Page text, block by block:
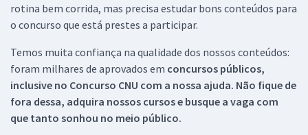
rotina bem corrida, mas precisa estudar bons conteúdos para
o concurso que está prestes a participar.
Temos muita confiança na qualidade dos nossos conteúdos:
foram milhares de aprovados em concursos públicos,
inclusive no Concurso CNU com a nossa ajuda. Não fique de
fora dessa, adquira nossos cursos e busque a vaga com
que tanto sonhou no meio público.